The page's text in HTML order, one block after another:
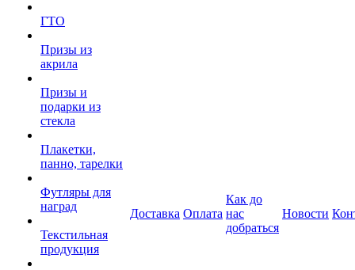
ГТО
Призы из
акрила
Призы и
подарки из
стекла
Плакетки,
панно, тарелки
Футляры для
наград
Текстильная
продукция
Доставка Оплата
Как до
нас
добраться
Новости